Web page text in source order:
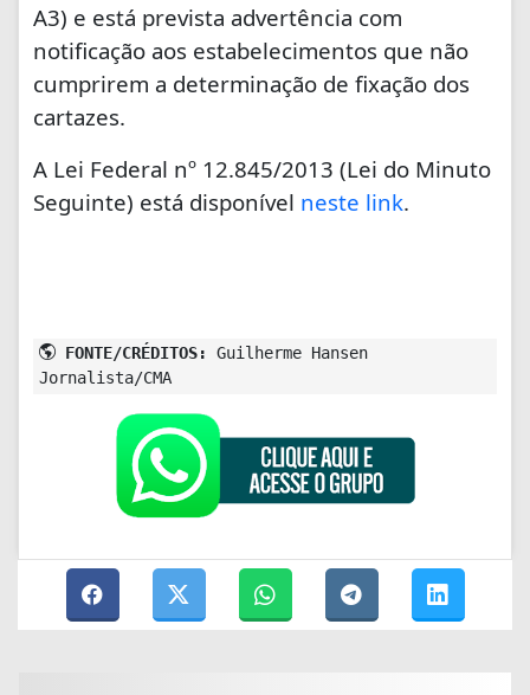
A3) e está prevista advertência com
notificação aos estabelecimentos que não
cumprirem a determinação de fixação dos
cartazes.
A Lei Federal nº 12.845/2013 (Lei do Minuto
Seguinte) está disponível neste link.
FONTE/CRÉDITOS:
Guilherme Hansen
Jornalista/CMA